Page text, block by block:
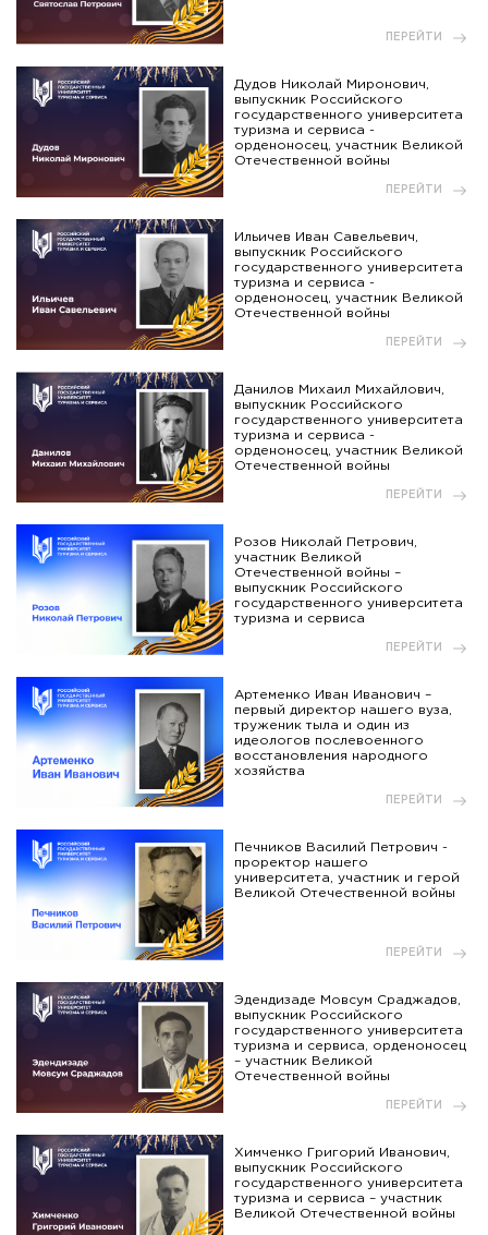
ПЕРЕЙТИ
Дудов Николай Миронович,
выпускник Российского
государственного университета
туризма и сервиса -
орденоносец, участник Великой
Отечественной войны
ПЕРЕЙТИ
Ильичев Иван Савельевич,
выпускник Российского
государственного университета
туризма и сервиса -
орденоносец, участник Великой
Отечественной войны
ПЕРЕЙТИ
Данилов Михаил Михайлович,
выпускник Российского
государственного университета
туризма и сервиса -
орденоносец, участник Великой
Отечественной войны
ПЕРЕЙТИ
Розов Николай Петрович,
участник Великой
Отечественной войны –
выпускник Российского
государственного университета
туризма и сервиса
ПЕРЕЙТИ
Артеменко Иван Иванович –
первый директор нашего вуза,
труженик тыла и один из
идеологов послевоенного
восстановления народного
хозяйства
ПЕРЕЙТИ
Печников Василий Петрович -
проректор нашего
университета, участник и герой
Великой Отечественной войны
ПЕРЕЙТИ
Эдендизаде Мовсум Сраджадов,
выпускник Российского
государственного университета
туризма и сервиса, орденоносец
– участник Великой
Отечественной войны
ПЕРЕЙТИ
Химченко Григорий Иванович,
выпускник Российского
государственного университета
туризма и сервиса – участник
Великой Отечественной войны